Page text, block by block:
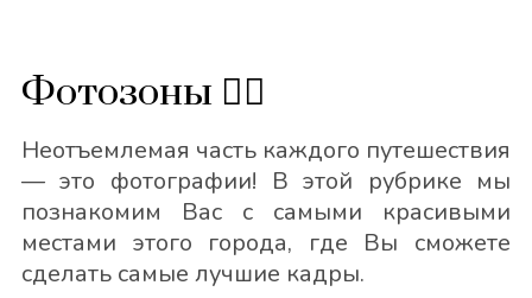
Фотозоны 🙋‍♂️
Неотъемлемая часть каждого путешествия
— это фотографии! В этой рубрике мы
познакомим Вас с самыми красивыми
местами этого города, где Вы сможете
сделать самые лучшие кадры.